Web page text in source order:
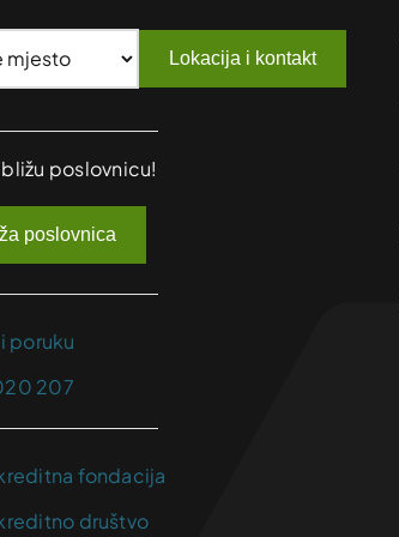
Lokacija i kontakt
poslovnicu!
poslovnica
poruku
207
fondacija
društvo